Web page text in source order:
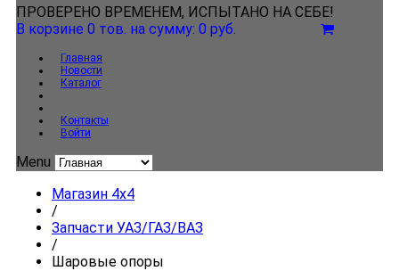
ПРОВЕРЕНО ВРЕМЕНЕМ, ИСПЫТАНО НА СЕБЕ!
В корзине 0 тов. на сумму: 0 руб.
Главная
Новости
Каталог
Контакты
Войти
Menu
Магазин 4x4
/
Запчасти УАЗ/ГАЗ/ВАЗ
/
Шаровые опоры